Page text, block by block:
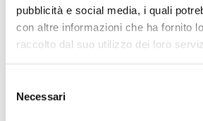
pubblicità e social media, i quali
con altre informazioni che ha fornito
raccolto dal suo utilizzo dei loro
delNecessari